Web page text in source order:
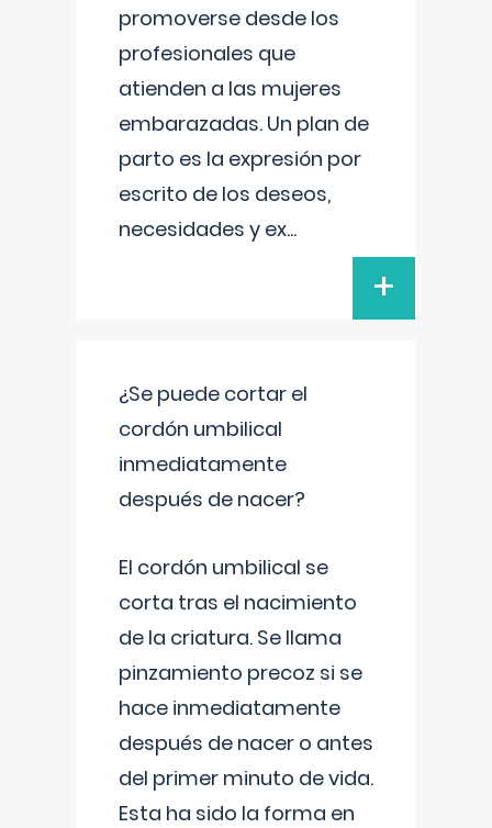
promoverse desde los
profesionales que
atienden a las mujeres
embarazadas. Un plan de
parto es la expresión por
escrito de los deseos,
necesidades y ex...
+
¿Se puede cortar el
cordón umbilical
inmediatamente
después de nacer?
El cordón umbilical se
corta tras el nacimiento
de la criatura. Se llama
pinzamiento precoz si se
hace inmediatamente
después de nacer o antes
del primer minuto de vida.
Esta ha sido la forma en